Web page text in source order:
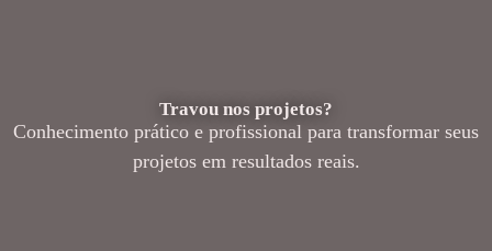
Travou nos projetos?
Conhecimento prático e profissional para transformar seus
projetos em resultados reais.